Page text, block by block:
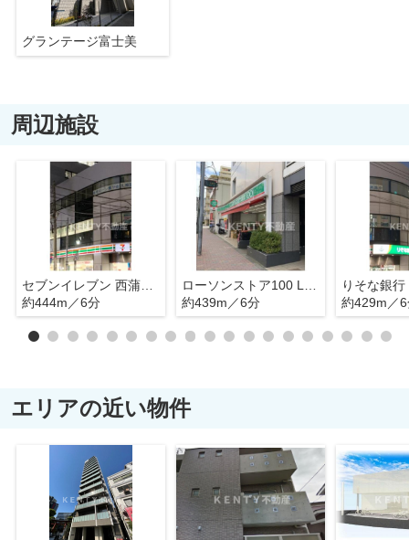
グランテージ富士美
周辺施設
セブンイレブン 西蒲田5丁目店
約444m／6分
約439m／6分
りそな銀
約429m／
エリアの近い物件